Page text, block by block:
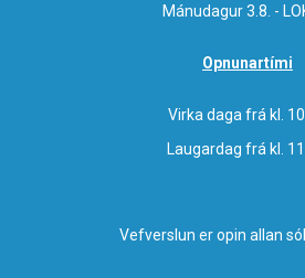
Mánudagur 3.8. -
Opnunartími
Virka daga frá kl.
Laugardag frá kl.
Vefverslun er opin allan